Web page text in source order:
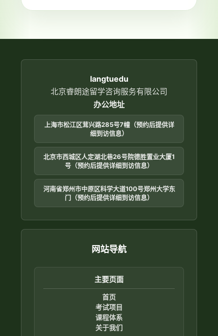
中
langtuedu
北京睿朗途留学咨询服务有限公司
办公地址
上海市松江区茸兴路285号7幢（预约后提供详
细到访信息）
北京市西城区人定湖北巷26号院德胜置业大厦1
号（预约后提供详细到访信息）
河南省郑州市中原区科学大道100号郑州大学东
门（预约后提供详细到访信息）
网站导航
主要页面
首页
考试项目
课程体系
关于我们